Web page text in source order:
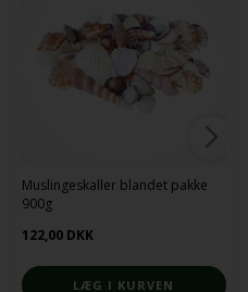
Muslingeskaller blandet pakke
900g
122,00 DKK